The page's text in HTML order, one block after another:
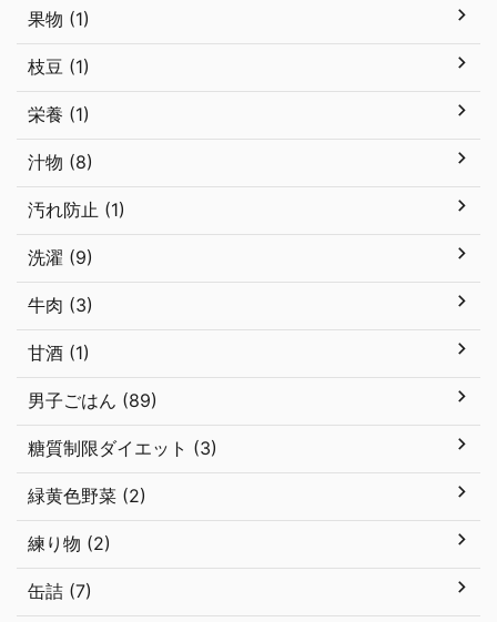
果物 (1)
枝豆 (1)
栄養 (1)
汁物 (8)
汚れ防止 (1)
洗濯 (9)
牛肉 (3)
甘酒 (1)
男子ごはん (89)
糖質制限ダイエット (3)
緑黄色野菜 (2)
練り物 (2)
缶詰 (7)